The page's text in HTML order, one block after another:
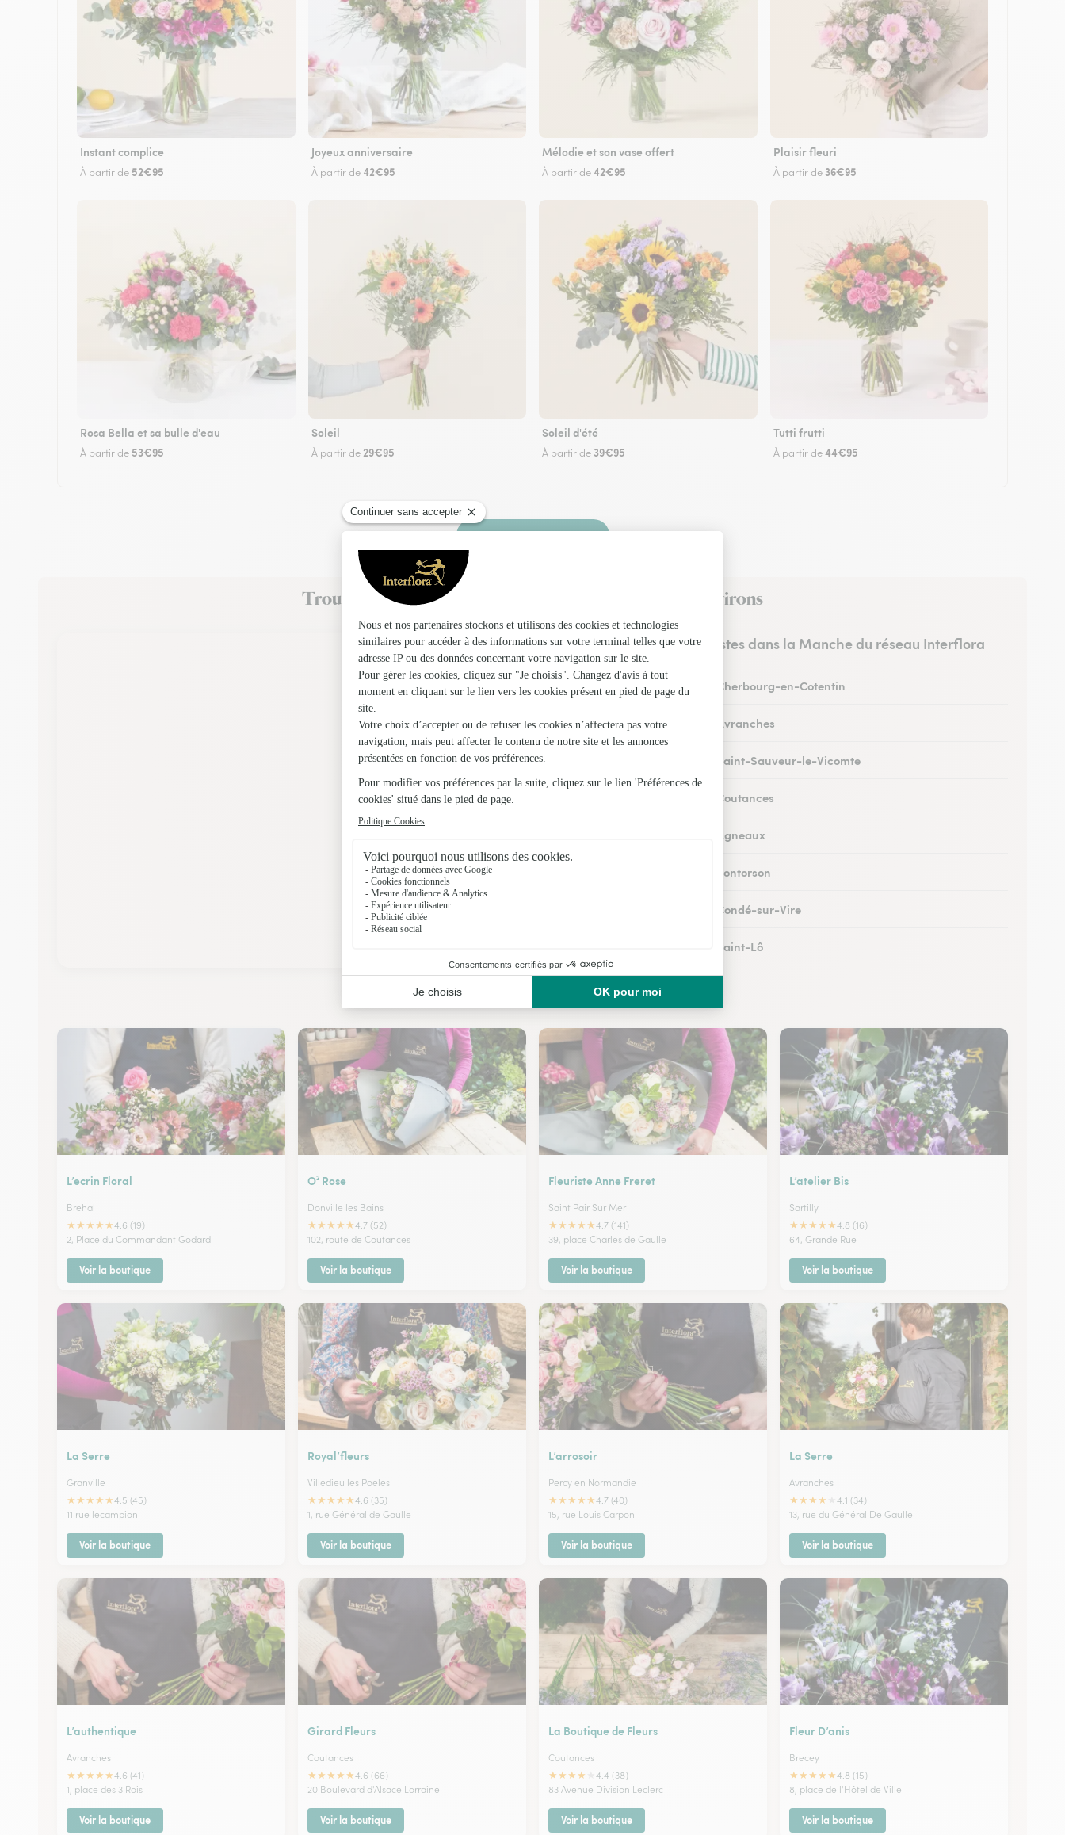
Instant complice
À partir de 52€95
Joyeux anniversaire
À partir de42€95
Mélodie et son vase offert
À partir de42€95
Plaisir fleuri
À partir de 36€95
Rosa Bella et sa bulle d'eau
À partir de 53€95
Soleil
À partir de 29€95
Soleil d'été
À partir de 39€95
Tutti frutti
À partir de44€95
Faire livrer des fleurs
Trouvez un fleuriste Interflora au Loreur et dans ses environs
Les fleuristes dans la Manche du réseau Interflora
Fleuristes à Cherbourg-en-Cotentin
Fleuristes à Avranches
Fleuristes à Saint-Sauveur-le-Vicomte
Fleuristes à Coutances
Fleuristes à Agneaux
Fleuristes à Pontorson
Fleuristes à Condé-sur-Vire
Fleuristes à Saint-Lô
Nos fleuristes au Loreur
L’ecrin Floral
Brehal
★★★★★4.6 (19)
2, Place du Commandant Godard
Voir la boutique
O² Rose
Donville les Bains
★★★★★4.7 (52)
102, route de Coutances
Voir la boutique
Fleuriste Anne Freret
Saint Pair Sur Mer
★★★★★4.7 (141)
39, place Charles de Gaulle
Voir la boutique
L’atelier Bis
Sartilly
★★★★★4.8 (16)
64, Grande Rue
Voir la boutique
La Serre
Granville
★★★★★4.5 (45)
11 rue lecampion
Voir la boutique
Royal’fleurs
Villedieu les Poeles
★★★★★4.6 (35)
1, rue Général de Gaulle
Voir la boutique
L’arrosoir
Percy en Normandie
★★★★★4.7 (40)
15, rue Louis Carpon
Voir la boutique
La Serre
Avranches
★★★★
4.1 (34)
13, rue du Général De Gaulle
Voir la boutique
L’authentique
Avranches
★★★★★4.6 (41)
1, place des 3 Rois
Voir la boutique
Girard Fleurs
Coutances
★★★★★4.6 (66)
20 Boulevard d'Alsace Lorraine
Voir la boutique
La Boutique de Fleurs
Coutances
★★★★
4.4 (38)
83 Avenue Division Leclerc
Voir la boutique
Fleur D’anis
Brecey
★★★★★4.8 (15)
8, place de l'Hôtel de Ville
Voir la boutique